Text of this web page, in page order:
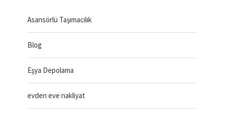
Asansörlü Taşımacılık
Blog
Eşya Depolama
evden eve nakliyat